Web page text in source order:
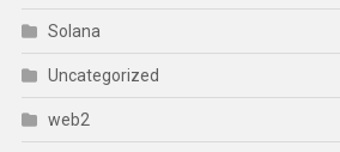
Solana
Uncategorized
web2